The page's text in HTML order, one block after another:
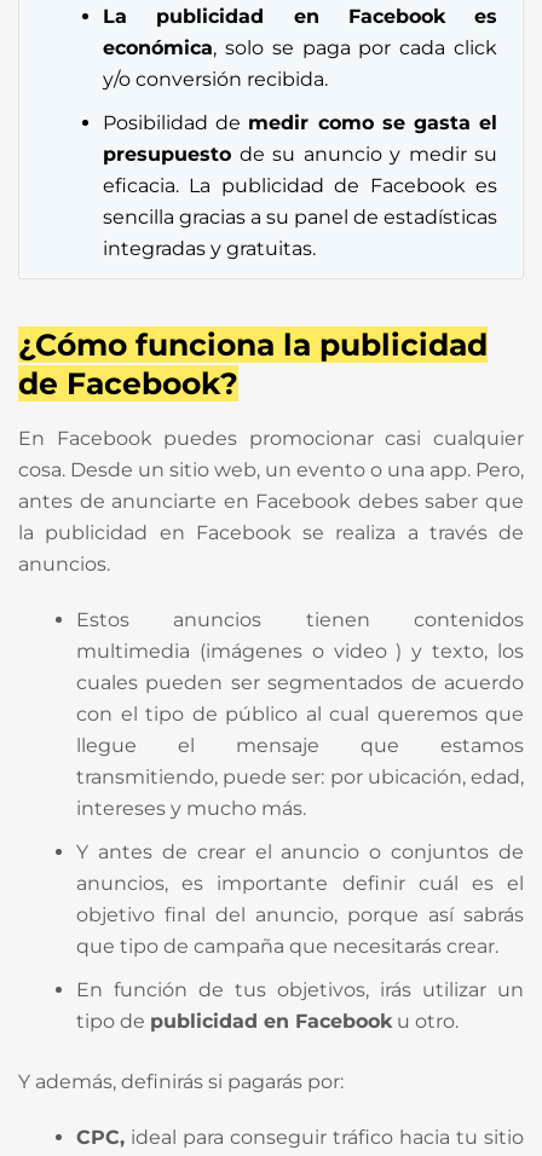
La publicidad en Facebook es
económica, solo se paga por cada click
y/o conversión recibida.
Posibilidad de medir como se gasta el
presupuesto de su anuncio y medir su
eficacia. La publicidad de Facebook es
sencilla gracias a su panel de estadísticas
integradas y gratuitas.
¿Cómo funciona la publicidad
de Facebook?
En Facebook puedes promocionar casi cualquier
cosa. Desde un sitio web, un evento o una app. Pero,
antes de anunciarte en Facebook debes saber que
la publicidad en Facebook se realiza a través de
anuncios.
Estos anuncios tienen contenidos
multimedia (imágenes o video ) y texto, los
cuales pueden ser segmentados de acuerdo
con el tipo de público al cual queremos que
llegue el mensaje que estamos
transmitiendo, puede ser: por ubicación, edad,
intereses y mucho más.
Y antes de crear el anuncio o conjuntos de
anuncios, es importante definir cuál es el
objetivo final del anuncio, porque así sabrás
que tipo de campaña que necesitarás crear.
En función de tus objetivos, irás utilizar un
tipo de publicidad en Facebooku otro.
Y además, definirás si pagarás por:
CPC, ideal para conseguir tráfico hacia tu sitio